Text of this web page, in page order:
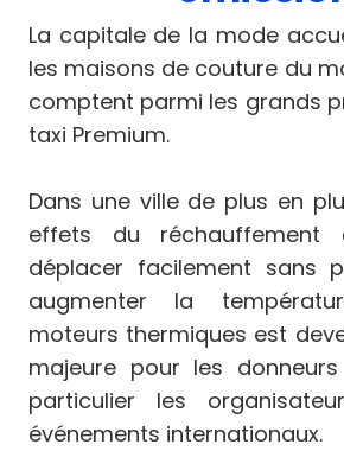
La capitale de la mode
les maisons de couture du
comptent parmi les grands
taxi Premium.
Dans une ville de plus en
effets du réchauffement
déplacer facilement sans
augmenter la
moteurs thermiques est
majeure pour les
particulier les
événements internationaux.